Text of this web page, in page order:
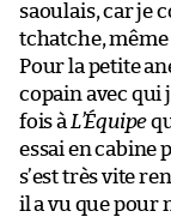
saoulais, car je
tchatche,
Pour la petite
copain avec qui
fois àL’Équipe
essai en cabine
s’est très vite
il a vu que pour